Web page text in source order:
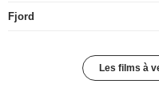
Fjord
Les films à